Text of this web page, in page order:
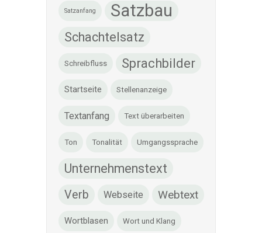
Satzanfang Satzbau
Schachtelsatz
Schreibfluss Sprachbilder
Startseite Stellenanzeige
Textanfang Text überarbeiten
Ton Tonalität Umgangssprache
Unternehmenstext
Verb Webseite Webtext
Wortblasen Wort und Klang